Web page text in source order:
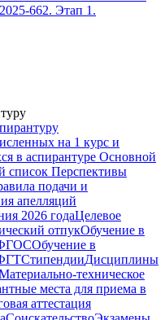
662. Этап 1.
на 1 курс и
в аспирантуре Основной
список Перспективы
подачи и
апелляций
2026 годаЦелевое
отпукОбучение в
ФГОСОбучение в
СтипендииДисциплины
техническое
места для приема в
аттестация